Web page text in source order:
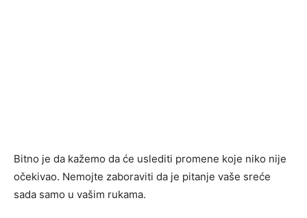
Bitno je da kažemo da će uslediti promene koje niko nije
očekivao. Nemojte zaboraviti da je pitanje vaše sreće
sada samo u vašim rukama.